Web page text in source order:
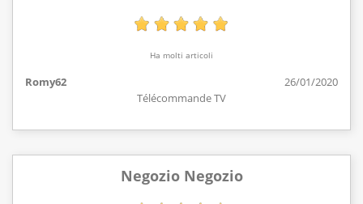
Ha molti articoli
Romy62
26/01/2020
Télécommande TV
Negozio Negozio